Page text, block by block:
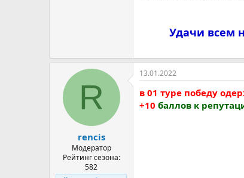
Удачи всем
R
rencis
Модератор
Рейтинг сезона:
582
13.01.2022
в 01 туре победу
+10 баллов к